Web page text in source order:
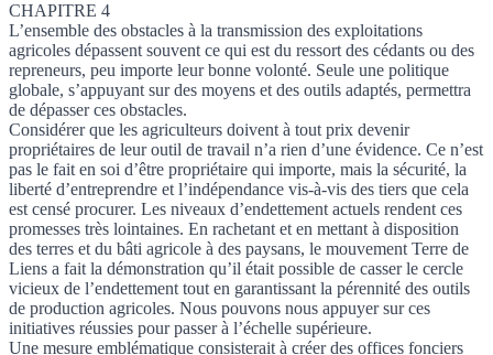
CHAPITRE 4
L’ensemble des obstacles à la transmission des exploitations
agricoles dépassent souvent ce qui est du ressort des cédants ou des
repreneurs, peu importe leur bonne volonté. Seule une politique
globale, s’appuyant sur des moyens et des outils adaptés, permettra
de dépasser ces obstacles.
Considérer que les agriculteurs doivent à tout prix devenir
propriétaires de leur outil de travail n’a rien d’une évidence. Ce n’est
pas le fait en soi d’être propriétaire qui importe, mais la sécurité, la
liberté d’entreprendre et l’indépendance vis-à-vis des tiers que cela
est censé procurer. Les niveaux d’endettement actuels rendent ces
promesses très lointaines. En rachetant et en mettant à disposition
des terres et du bâti agricole à des paysans, le mouvement Terre de
Liens a fait la démonstration qu’il était possible de casser le cercle
vicieux de l’endettement tout en garantissant la pérennité des outils
de production agricoles. Nous pouvons nous appuyer sur ces
initiatives réussies pour passer à l’échelle supérieure.
Une mesure emblématique consisterait à créer des offices fonciers